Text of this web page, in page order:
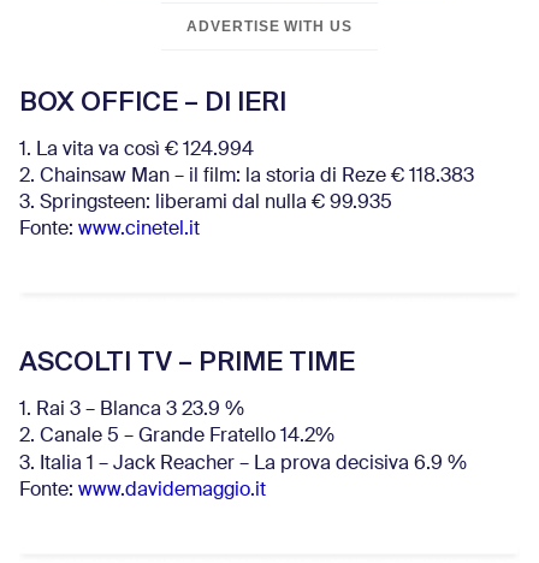
ADVERTISE WITH US
BOX OFFICE – DI IERI
1. La vita va così € 124.994
2. Chainsaw Man – il film: la storia di Reze € 118.383
3. Springsteen: liberami dal nulla € 99.935
Fonte: www.cinetel.it
ASCOLTI TV – PRIME TIME
1. Rai 3 – Blanca 3 23.9 %
2. Canale 5 – Grande Fratello 14.2%
3. Italia 1 – Jack Reacher – La prova decisiva 6.9 %
Fonte: www.davidemaggio.it